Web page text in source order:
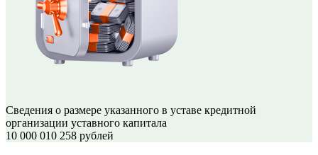
Сведения о размере указанного в уставе кредитной
организации уставного капитала
10 000 010 258 рублей